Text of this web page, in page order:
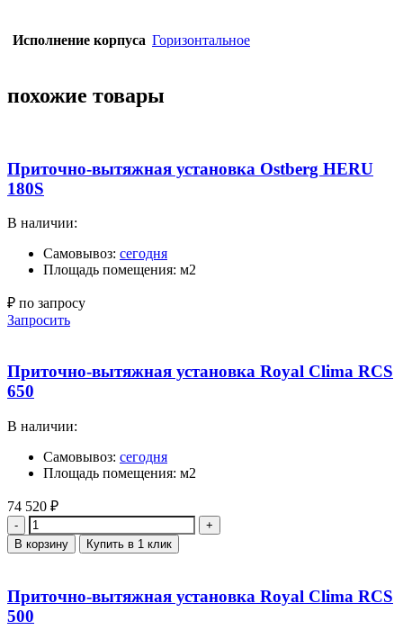
Исполнение корпуса Горизонтальное
похожие товары
Приточно-вытяжная установка Ostberg HERU
180S
В наличии:
Самовывоз: сегодня
Площадь помещения: м2
₽ по запросу
Запросить
Приточно-вытяжная установка Royal Clima RCS
650
В наличии:
Самовывоз: сегодня
Площадь помещения: м2
74 520 ₽
Количество
В корзину Купить в 1 клик
Приточно-вытяжная установка Royal Clima RCS
500